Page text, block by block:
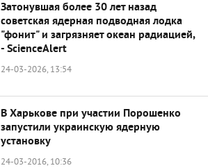
Затонувшая более 30 лет назад
советская ядерная подводная лодка
"фонит" и загрязняет океан радиацией,
- ScienceAlert
24-03-2026, 13:54
В Харькове при участии Порошенко
запустили украинскую ядерную
установку
24-03-2016, 10:36